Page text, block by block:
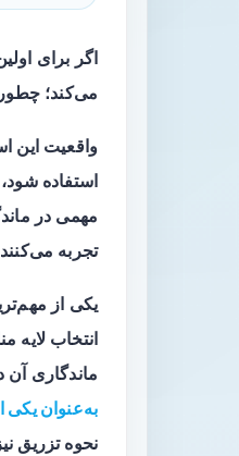
اگر برای
می‌کند؛چطور
واقعیت این
استفاده
مهمی در
تجربه
یکی از
انتخاب لایه
ماندگاری آن
به‌عنوان یکی
نحوه تزریق